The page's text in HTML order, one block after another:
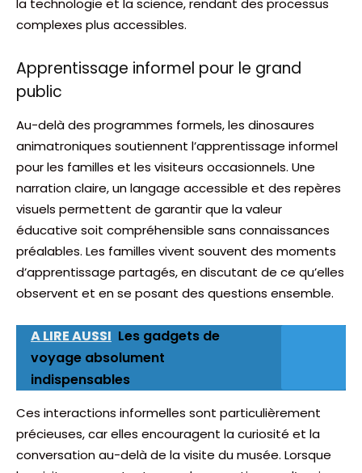
complexes plus accessibles.
Apprentissage informel pour le grand
public
Au-delà des programmes formels, les dinosaures
animatroniques soutiennent l’apprentissage informel
pour les familles et les visiteurs occasionnels. Une
narration claire, un langage accessible et des repères
visuels permettent de garantir que la valeur
éducative soit compréhensible sans connaissances
préalables. Les familles vivent souvent des moments
d’apprentissage partagés, en discutant de ce qu’elles
observent et en se posant des questions ensemble.
A LIRE AUSSI Les gadgets de
voyage absolument
indispensables
Ces interactions informelles sont particulièrement
précieuses, car elles encouragent la curiosité et la
conversation au-delà de la visite du musée. Lorsque